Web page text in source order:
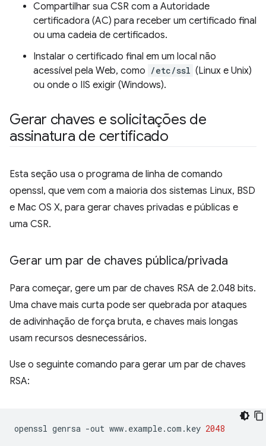
Compartilhar sua CSR com a Autoridade
certificadora (AC) para receber um certificado final
ou uma cadeia de certificados.
Instalar o certificado final em um local não
acessível pela Web, como /etc/ssl (Linux e Unix)
ou onde o IIS exigir (Windows).
Gerar chaves e solicitações de
assinatura de certificado
Esta seção usa o programa de linha de comando
openssl, que vem com a maioria dos sistemas Linux, BSD
e Mac OS X, para gerar chaves privadas e públicas e
uma CSR.
Gerar um par de chaves pública/privada
Para começar, gere um par de chaves RSA de 2.048 bits.
Uma chave mais curta pode ser quebrada por ataques
de adivinhação de força bruta, e chaves mais longas
usam recursos desnecessários.
Use o seguinte comando para gerar um par de chaves
RSA:
openssl genrsa -out www.example.com.key 2048